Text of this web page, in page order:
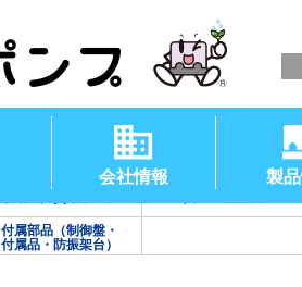
会社情報 製
（温水用水中ポンプ）
付属部品（制御盤・
付属品・防振架台）